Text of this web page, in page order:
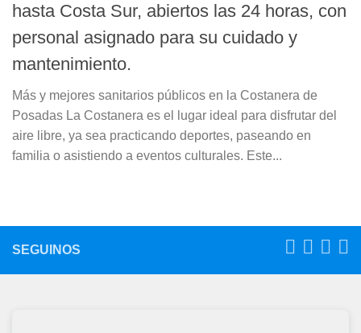
hasta Costa Sur, abiertos las 24 horas, con
personal asignado para su cuidado y
mantenimiento.
Más y mejores sanitarios públicos en la Costanera de
Posadas La Costanera es el lugar ideal para disfrutar del
aire libre, ya sea practicando deportes, paseando en
familia o asistiendo a eventos culturales. Este...
SEGUINOS